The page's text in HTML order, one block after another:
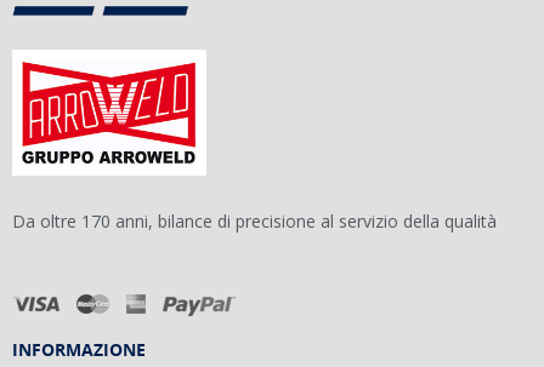
Da oltre 170 anni, bilance di precisione al servizio della qualità
INFORMAZIONE